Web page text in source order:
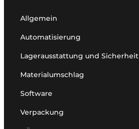
Allgemein
Automatisierung
Lagerausstattung und Sicherheit
Materialumschlag
Software
Verpackung